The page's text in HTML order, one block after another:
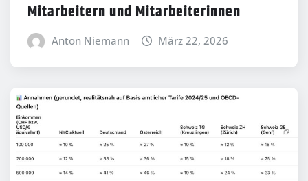
Mitarbeitern und Mitarbeiterinnen
Anton Niemann März 22, 2026